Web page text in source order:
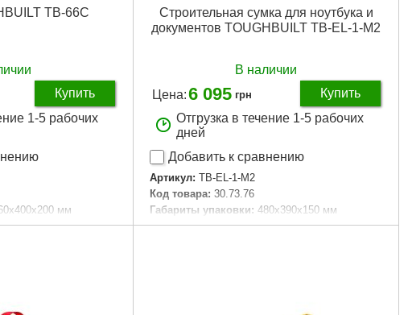
TB-66C
Купить
1-5 рабочих
мм
Строительная сумка для ноутбука и
документов TOUGHBUILT TB-EL-1-M2
В наличии
Цена:6 095 грн
Купить
Отгрузка в течение 1-5 рабочих
дней
Добавить к сравнению
Артикул: TB-EL-1-M2
Код товара: 30.73.76
Габариты упаковки: 480x390x150 мм
Вес брутто: 2,260 г